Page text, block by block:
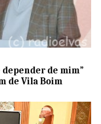
de mim”
de Vila Boim